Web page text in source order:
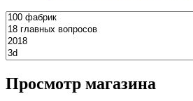
Просмотр магазина